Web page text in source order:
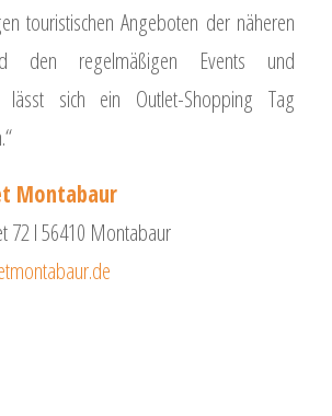
touristischen Angeboten der näheren
den regelmäßigen Events und
lässt sich ein Outlet-Shopping Tag
Montabaur
72 l 56410 Montabaur